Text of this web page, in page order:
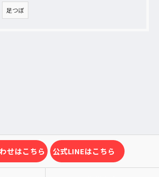
足つぼ
せはこちら 公式LINEはこちら